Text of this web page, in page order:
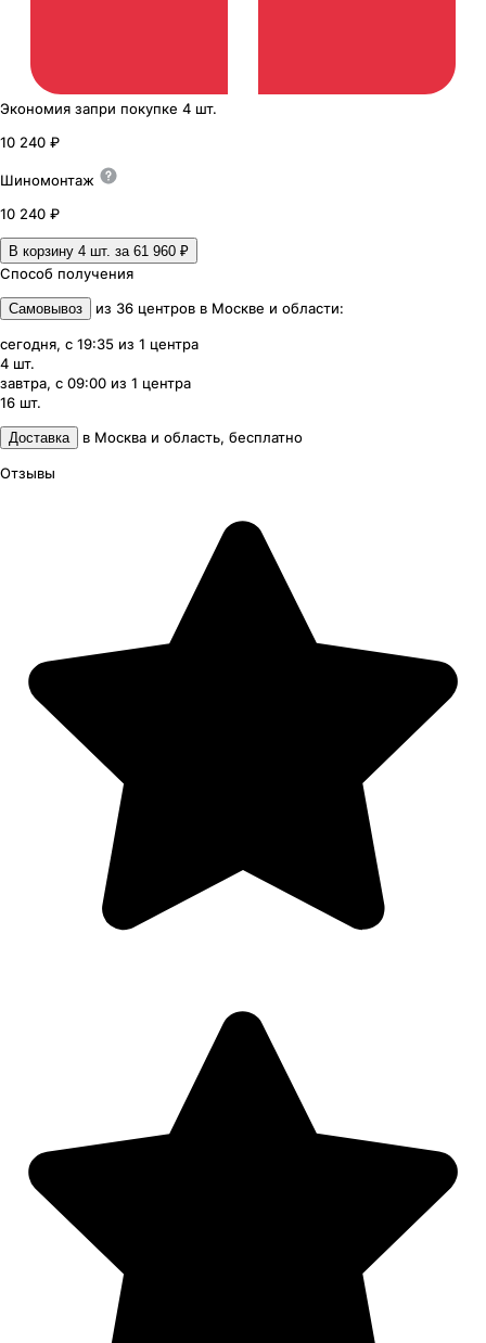
Экономия запри покупке 4 шт.
10 240 ₽
Шиномонтаж
10 240 ₽
В корзину 4 шт. за 61 960 ₽
Способ получения
Самовывоз из 36 центров в Москве и области:
сегодня, с 19:35 из 1 центра
4 шт.
завтра, с 09:00 из 1 центра
16 шт.
Доставка в Москва и область, бесплатно
Отзывы